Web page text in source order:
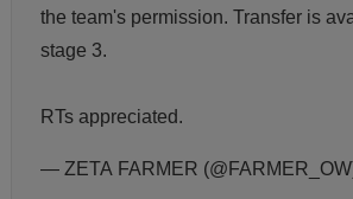
the team's permission. Transfer is
stage 3.
RTs appreciated.
— ZETA FARMER